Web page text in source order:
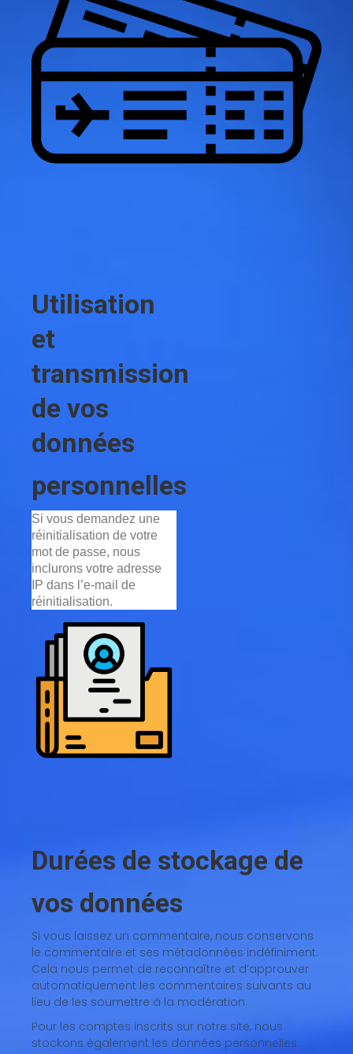
Utilisation
et
transmission
de vos
données
personnelles
Si vous demandez une
réinitialisation de votre
mot de passe, nous
inclurons votre adresse
IP dans l’e-mail de
réinitialisation.
Durées de stockage de
vos données
Si vous laissez un commentaire, nous conservons
le commentaire et ses métadonnées indéfiniment.
Cela nous permet de reconnaître et d’approuver
automatiquement les commentaires suivants au
lieu de les soumettre à la modération.
Pour les comptes inscrits sur notre site, nous
stockons également les données personnelles